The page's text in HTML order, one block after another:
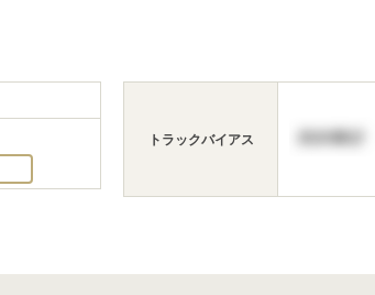
トラックバイアス